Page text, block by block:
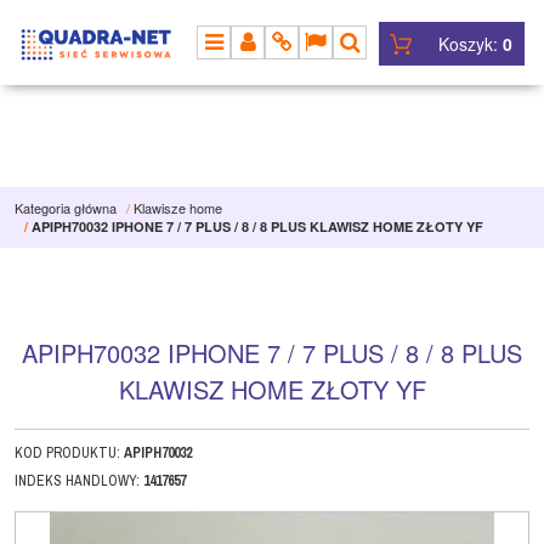
MENUPANELINFOLANGSZUKAJ Koszyk: 0
Kategoria główna /Klawisze home
/ APIPH70032 IPHONE 7 / 7 PLUS / 8 / 8 PLUS KLAWISZ HOME ZŁOTY YF
APIPH70032 IPHONE 7 / 7 PLUS / 8 / 8 PLUS
KLAWISZ HOME ZŁOTY YF
KOD PRODUKTU: APIPH70032
INDEKS HANDLOWY: 1417657